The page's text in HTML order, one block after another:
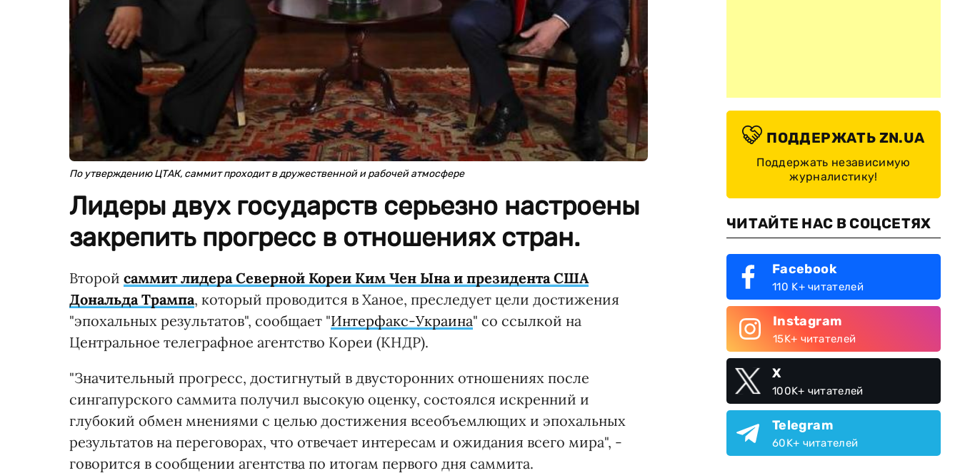
По утверждению ЦТАК, саммит проходит в дружественной и рабочей атмосфере
Лидеры двух государств серьезно настроены
закрепить прогресс в отношениях стран.
Второй саммит лидера Северной Кореи Ким Чен Ына и президента США
Дональда Трампа, который проводится в Ханое, преследует цели достижения
"эпохальных результатов", сообщает "Интерфакс-Украина" со ссылкой на
Центральное телеграфное агентство Кореи (КНДР).
"Значительный прогресс, достигнутый в двусторонних отношениях после
сингапурского саммита получил высокую оценку, состоялся искренний и
глубокий обмен мнениями с целью достижения всеобъемлющих и эпохальных
результатов на переговорах, что отвечает интересам и ожидания всего мира", -
говорится в сообщении агентства по итогам первого дня саммита.
ПОДДЕРЖАТЬ ZN.UA
Поддержать независимую
журналистику!
ЧИТАЙТЕ НАС В СОЦСЕТЯХ
Facebook
110 K+ читателей
Instagram
15K+ читателей
X
100K+ читателей
Telegram
60K+ читателей